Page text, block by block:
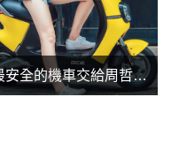
最安全的機車交給周哲宇追蹤器